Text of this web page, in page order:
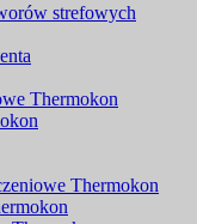
strefowych
Thermokon
Thermokon